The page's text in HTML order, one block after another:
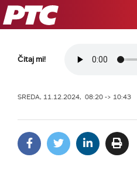
RTS
Čitaj mi!
SREDA, 11.12.2024, 08:20 -> 10:43